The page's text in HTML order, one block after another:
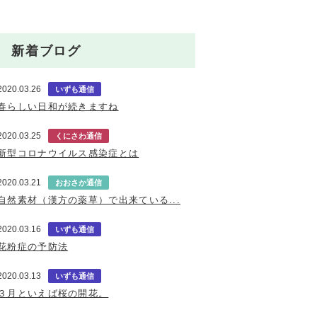
新着ブログ
いずも通信
らしい日和が続きますね
くにさわ通信
型コロナウイルス感染症とは
おおさか通信
然素材（漢方の薬草）で出来ている...
いずも通信
粉症の予防法
いずも通信
月といえば桜の開花。